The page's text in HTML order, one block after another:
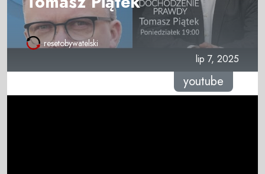
resetobywatelski
lip 7, 2025
youtube